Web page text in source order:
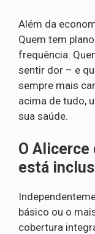
Além da
Quem tem
frequência.
sentir dor – e
sempre mais
acima de tudo,
sua saúde.
O Alicerce
está
básico ou o
cobertura